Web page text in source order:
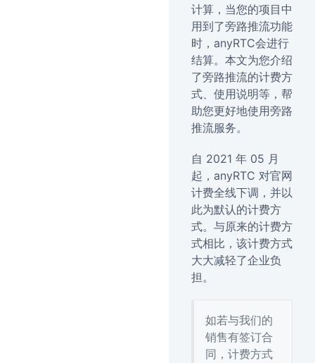
计算，当您的项目中
用到了旁路推流功能
时，anyRTC会进行
结算。本文为您介绍
了旁路推流的计费方
式、使用说明等，帮
助您更好地使用旁路
推流服务。
自 2021 年 05 月
起，anyRTC 对官网
计费全线下调，并以
此为默认的计费方
式。与原来的计费方
式相比，该计费方式
大大减轻了企业负
担。
如若与我们的
销售有签订合
同，计费方式